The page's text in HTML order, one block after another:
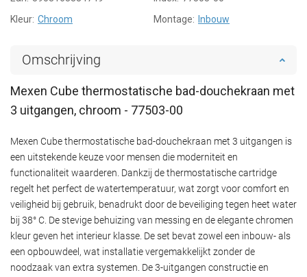
Kleur: Chroom Montage: Inbouw
Omschrijving
Mexen Cube thermostatische bad-douchekraan met
3 uitgangen, chroom - 77503-00
Mexen Cube thermostatische bad-douchekraan met 3 uitgangen is
een uitstekende keuze voor mensen die moderniteit en
functionaliteit waarderen. Dankzij de thermostatische cartridge
regelt het perfect de watertemperatuur, wat zorgt voor comfort en
veiligheid bij gebruik, benadrukt door de beveiliging tegen heet water
bij 38° C. De stevige behuizing van messing en de elegante chromen
kleur geven het interieur klasse. De set bevat zowel een inbouw- als
een opbouwdeel, wat installatie vergemakkelijkt zonder de
noodzaak van extra systemen. De 3-uitgangen constructie en